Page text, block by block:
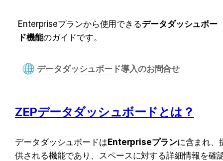
Enterpriseプランから使用できるデータダッシュボー
ド機能のガイドです。
データダッシュボード導入のお問合せ
ZEPデータダッシュボードとは？
データダッシュボードはEnterpriseプランに含まれ、
供される機能であり、スペースに対する詳細情報を確